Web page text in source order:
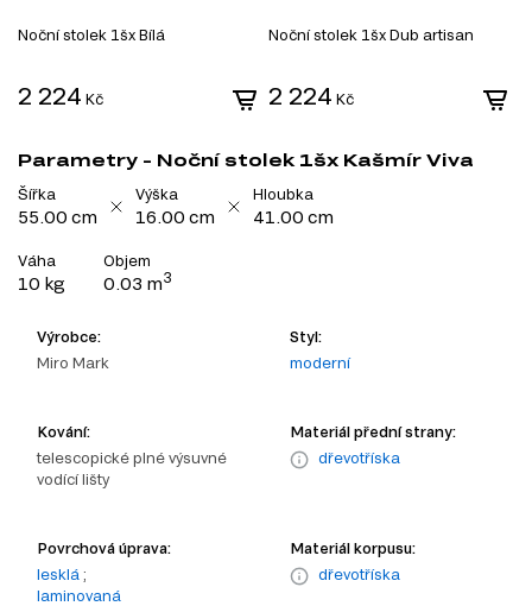
Noční stolek 1šx Bílá
2 224 Kč
Noční stolek 1šx Dub artisan
2 224 Kč
Parametry - Noční stolek 1šx Kašmír Viva
Šířka
55.00 cm
Výška
16.00 cm
Hloubka
41.00 cm
Váha
10 kg
Objem
0.03 m3
Výrobce:
Miro Mark
Styl:
moderní
Kování:
telescopické plné výsuvné
vodící lišty
Materiál přední strany:
dřevotříska
Povrchová úprava:
lesklá ;
laminovaná
Materiál korpusu:
dřevotříska